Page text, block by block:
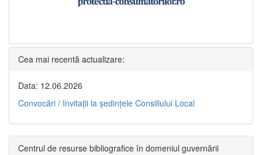
Cea mai recentă actualizare:
Data: 12.06.2026
Convocări / Invitaţii la şedinţele Consiliului Local
Centrul de resurse bibliografice în domeniul guvernării